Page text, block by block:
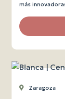
más
Zaragoza